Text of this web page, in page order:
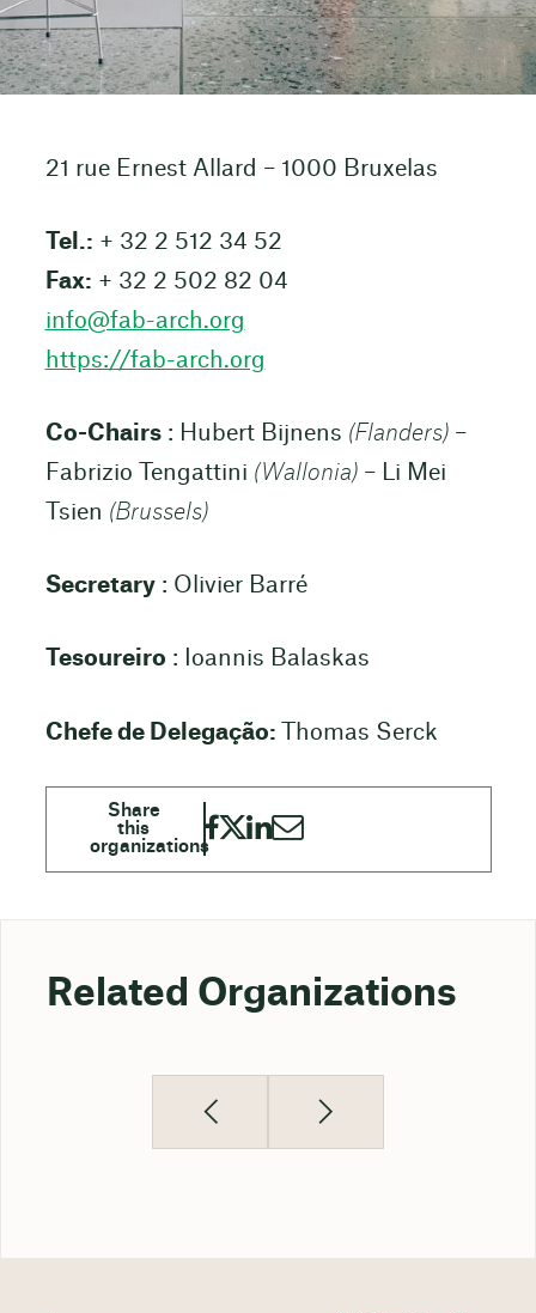
21 rue Ernest Allard – 1000 Bruxelas
Tel.: + 32 2 512 34 52
Fax: + 32 2 502 82 04
info@fab-arch.org
https://fab-arch.org
Co-Chairs: Hubert Bijnens (Flanders)–
Fabrizio Tengattini (Wallonia)– Li Mei
Tsien (Brussels)
Secretary: Olivier Barré
Tesoureiro : Ioannis Balaskas
Chefe de Delegação: Thomas Serck
Related Organizations